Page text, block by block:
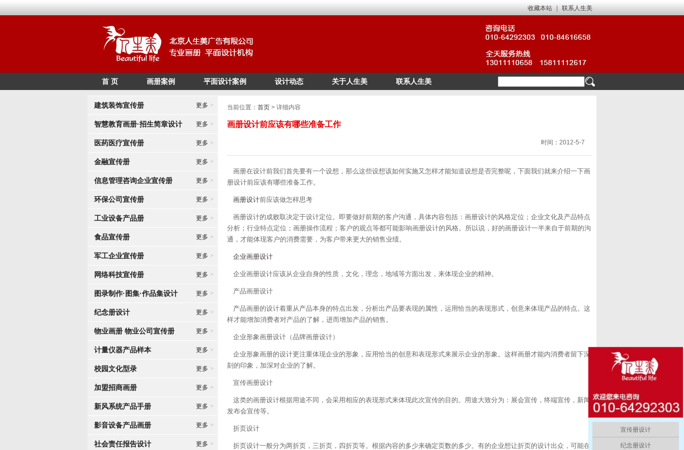
联系人生美
收藏本站
/* */
首 页 画册案例 平面设计案例 设计动态 关于人生美 联系人生美
建筑装饰宣传册 更多 >
智慧教育画册·招生简章设计 更多 >
医药医疗宣传册 更多 >
金融宣传册 更多 >
信息管理咨询企业宣传册 更多 >
环保公司宣传册 更多 >
工业设备产品册 更多 >
食品宣传册 更多 >
军工企业宣传册 更多 >
网络科技宣传册 更多 >
图录制作·图集·作品集设计 更多 >
纪念册设计 更多 >
物业画册 物业公司宣传册 更多 >
计量仪器产品样本 更多 >
校园文化型录 更多 >
加盟招商画册 更多 >
新风系统产品手册 更多 >
影音设备产品画册 更多 >
社会责任报告设计 更多 >
当前位置： 首页 > 详细内容
画册设计前应该有哪些准备工作
时间：2012-5-7
画册在设计前我们首先要有一个设想，那么这些设想该如何实施又怎样才能知道设想是否完整呢，下面我们就来介绍一下画
册设计前应该有哪些准备工作。
画册设计前应该做怎样思考
画册设计的成败取决定于设计定位。即要做好前期的客户沟通，具体内容包括：画册设计的风格定位；企业文化及产品特点
分析；行业特点定位；画册操作流程；客户的观点等都可能影响画册设计的风格。所以说，好的画册设计一半来自于前期的沟
通，才能体现客户的消费需要，为客户带来更大的销售业绩。
企业画册设计
企业画册设计应该从企业自身的性质，文化，理念，地域等方面出发，来体现企业的精神。
产品画册设计
产品画册的设计着重从产品本身的特点出发，分析出产品要表现的属性，运用恰当的表现形式，创意来体现产品的特点。这
样才能增加消费者对产品的了解，进而增加产品的销售。
企业形象画册设计（品牌画册设计）
企业形象画册的设计更注重体现企业的形象，应用恰当的创意和表现形式来展示企业的形象。这样画册才能内消费者留下深
刻的印象，加深对企业的了解。
宣传画册设计
这类的画册设计根据用途不同，会采用相应的表现形式来体现此次宣传的目的。用途大致分为：展会宣传，终端宣传，新闻
发布会宣传等。
折页设计
折页设计一般分为两折页，三折页，四折页等。根据内容的多少来确定页数的多少。有的企业想让折页的设计出众，可能在
宣传册设计
纪念册设计